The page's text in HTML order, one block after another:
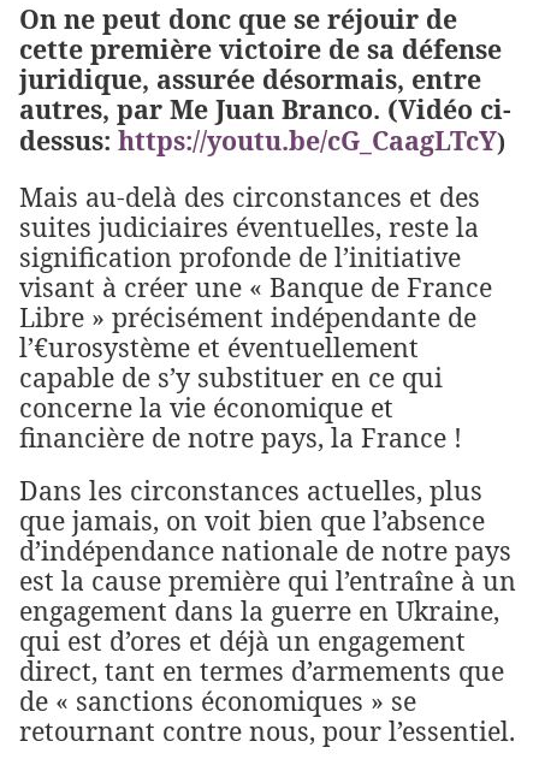
On ne peut donc que se réjouir de
cette première victoire de sa défense
juridique, assurée désormais, entre
autres, par Me Juan Branco. (Vidéo ci-
dessus: https://youtu.be/cG_CaagLTcY)
Mais au-delà des circonstances et des
suites judiciaires éventuelles, reste la
signification profonde de l’initiative
visant à créer une « Banque de France
Libre » précisément indépendante de
l’€urosystème et éventuellement
capable de s’y substituer en ce qui
concerne la vie économique et
financière de notre pays, la France !
Dans les circonstances actuelles, plus
que jamais, on voit bien que l’absence
d’indépendance nationale de notre pays
est la cause première qui l’entraîne à un
engagement dans la guerre en Ukraine,
qui est d’ores et déjà un engagement
direct, tant en termes d’armements que
de « sanctions économiques » se
retournant contre nous, pour l’essentiel.